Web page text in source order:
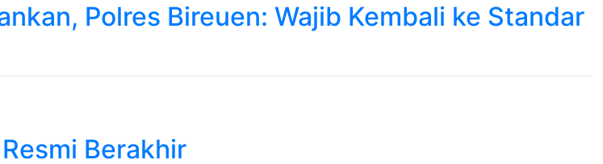
Polres Bireuen: Wajib Kembali ke Standar
Berakhir